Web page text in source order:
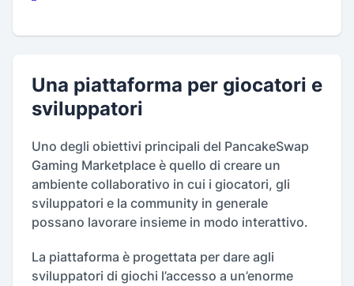
Una piattaforma per giocatori e
sviluppatori
Uno degli obiettivi principali del PancakeSwap
Gaming Marketplace è quello di creare un
ambiente collaborativo in cui i giocatori, gli
sviluppatori e la community in generale
possano lavorare insieme in modo interattivo.
La piattaforma è progettata per dare agli
sviluppatori di giochi l’accesso a un’enorme